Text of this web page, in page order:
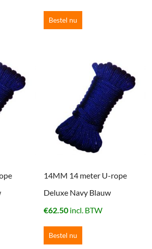
Bestel nu
14MM 14 meter U-rope
Deluxe Navy Blauw
€62.50 incl. BTW
Bestel nu